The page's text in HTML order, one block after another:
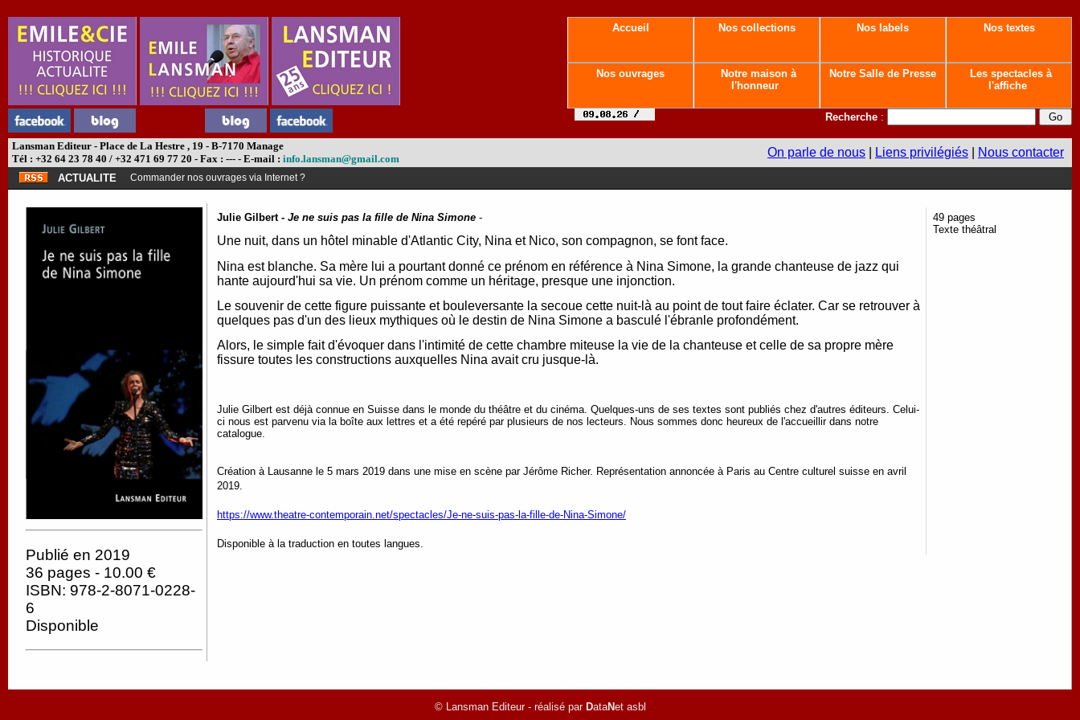
Accueil Nos collections Nos labels Nos textes
Nos ouvrages
Notre maison à
l'honneur
Notre Salle de Presse
Les spectacles à
l'affiche
Recherche :
Lansman Editeur - Place de La Hestre , 19 - B-7170 Manage
Tél : +32 64 23 78 40 / +32 471 69 77 20 - Fax : --- - E-mail : info.lansman@gmail.com On parle de nous Liens privilégiés Nous contacter
ACTUALITE Commander nos ouvrages via Internet ?
Publié en 2019
36 pages - 10.00 €
ISBN: 978-2-8071-0228-
6
Disponible
Julie Gilbert - Je ne suis pas la fille de Nina Simone -
Une nuit, dans un hôtel minable d'Atlantic City, Nina et Nico, son compagnon, se font face.
Nina est blanche. Sa mère lui a pourtant donné ce prénom en référence à Nina Simone, la grande chanteuse de jazz qui
hante aujourd'hui sa vie. Un prénom comme un héritage, presque une injonction.
Le souvenir de cette figure puissante et bouleversante la secoue cette nuit-là au point de tout faire éclater. Car se retrouver à
quelques pas d'un des lieux mythiques où le destin de Nina Simone a basculé l'ébranle profondément.
Alors, le simple fait d'évoquer dans l'intimité de cette chambre miteuse la vie de la chanteuse et celle de sa propre mère
fissure toutes les constructions auxquelles Nina avait cru jusque-là.
Julie Gilbert est déjà connue en Suisse dans le monde du théâtre et du cinéma. Quelques-uns de ses textes sont publiés chez d'autres éditeurs. Celui-
ci nous est parvenu via la boîte aux lettres et a été repéré par plusieurs de nos lecteurs. Nous sommes donc heureux de l'accueillir dans notre
catalogue.
Création à Lausanne le 5 mars 2019 dans une mise en scène par Jérôme Richer. Représentation annoncée à Paris au Centre culturel suisse en avril
2019.
https://www.theatre-contemporain.net/spectacles/Je-ne-suis-pas-la-fille-de-Nina-Simone/
Disponible à la traduction en toutes langues.
49 pages
Texte théâtral
© Lansman Editeur - réalisé par DataNet asbl